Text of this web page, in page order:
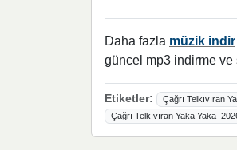
Daha fazla müzik indir
güncel mp3 indirme ve
Etiketler: Çağrı Telkıvıran
Çağrı Telkıvıran Yaka Yaka